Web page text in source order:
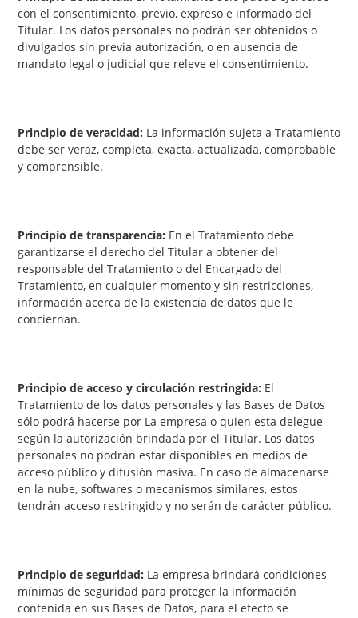
con el consentimiento, previo, expreso e informado del
Titular. Los datos personales no podrán ser obtenidos o
divulgados sin previa autorización, o en ausencia de
mandato legal o judicial que releve el consentimiento.
Principio de veracidad: La información sujeta a Tratamiento
debe ser veraz, completa, exacta, actualizada, comprobable
y comprensible.
Principio de transparencia: En el Tratamiento debe
garantizarse el derecho del Titular a obtener del
responsable del Tratamiento o del Encargado del
Tratamiento, en cualquier momento y sin restricciones,
información acerca de la existencia de datos que le
conciernan.
Principio de acceso y circulación restringida: El
Tratamiento de los datos personales y las Bases de Datos
sólo podrá hacerse por La empresa o quien esta delegue
según la autorización brindada por el Titular. Los datos
personales no podrán estar disponibles en medios de
acceso público y difusión masiva. En caso de almacenarse
en la nube, softwares o mecanismos similares, estos
tendrán acceso restringido y no serán de carácter público.
Principio de seguridad: La empresa brindará condiciones
mínimas de seguridad para proteger la información
contenida en sus Bases de Datos, para el efecto se